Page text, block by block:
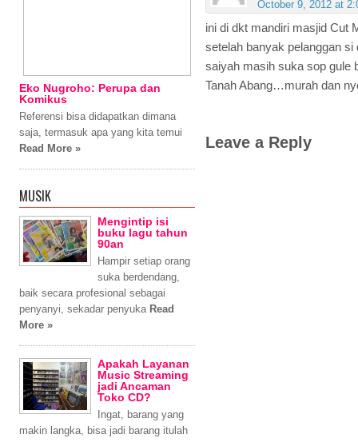
October 9, 2012 at
ini di dkt mandiri masjid Cut
setelah banyak pelanggan
saiyah masih suka sop gule
Tanah Abang…murah dan
Leave a Reply
Eko Nugroho: Perupa dan
Komikus
Referensi bisa didapatkan dimana
saja, termasuk apa yang kita temui
Read More »
MUSIK
Mengintip isi
buku lagu tahun
90an
Hampir setiap orang
suka berdendang,
baik secara profesional sebagai
penyanyi, sekadar penyuka Read
More »
Apakah Layanan
Music Streaming
jadi Ancaman
Toko CD?
Ingat, barang yang
makin langka, bisa jadi barang itulah